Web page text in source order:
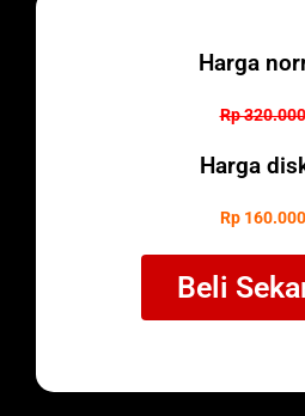
Harga
Rp
Harga
Rp
Beli